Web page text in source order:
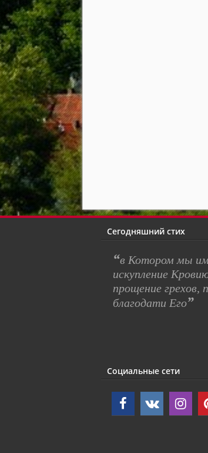
Сегодняшний стих
“в Котором мы
искупление
прощение грехов,
благодати Его”
Социальные сети